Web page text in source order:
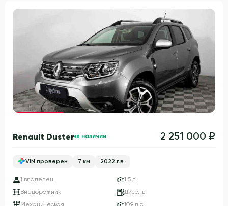
Гарантия 3 года
Renault Duster в наличии 2 251 000 ₽
VIN проверен 7 км 2022 г.в.
1 владелец
1.5 л.
Внедорожник
Дизель